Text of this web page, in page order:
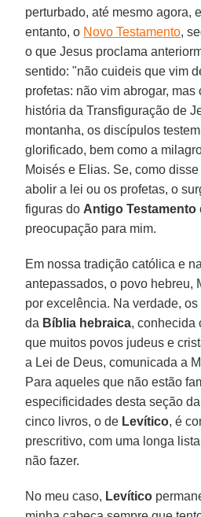
perturbado, até mesmo agora,
entanto, o Novo Testamento,
o que Jesus proclama
sentido: "não cuideis que vim
profetas: não vim abrogar, mas
história da Transfiguração de
montanha, os discípulos
glorificado, bem como a
Moisés e Elias. Se, como
abolir a lei ou os profetas, o
figuras do Antigo Testamento
preocupação para mim.
Em nossa tradição católica e
antepassados, o povo hebreu,
por excelência. Na verdade,
da Bíblia hebraica, conhecida
que muitos povos judeus e
a Lei de Deus, comunicada a
Para aqueles que não estão
especificidades desta seção
cinco livros, o de Levítico, é
prescritivo, com uma longa
não fazer.
No meu caso, Levítico